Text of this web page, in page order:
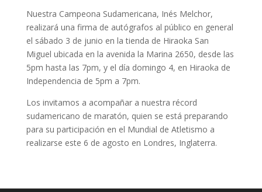
Nuestra Campeona Sudamericana, Inés Melchor,
realizará una firma de autógrafos al público en general
el sábado 3 de junio en la tienda de Hiraoka San
Miguel ubicada en la avenida la Marina 2650, desde las
5pm hasta las 7pm, y el día domingo 4, en Hiraoka de
Independencia de 5pm a 7pm.
Los invitamos a acompañar a nuestra récord
sudamericano de maratón, quien se está preparando
para su participación en el Mundial de Atletismo a
realizarse este 6 de agosto en Londres, Inglaterra.